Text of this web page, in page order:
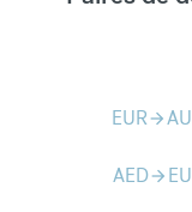
EURarrow_forward
AEDarrow_forward